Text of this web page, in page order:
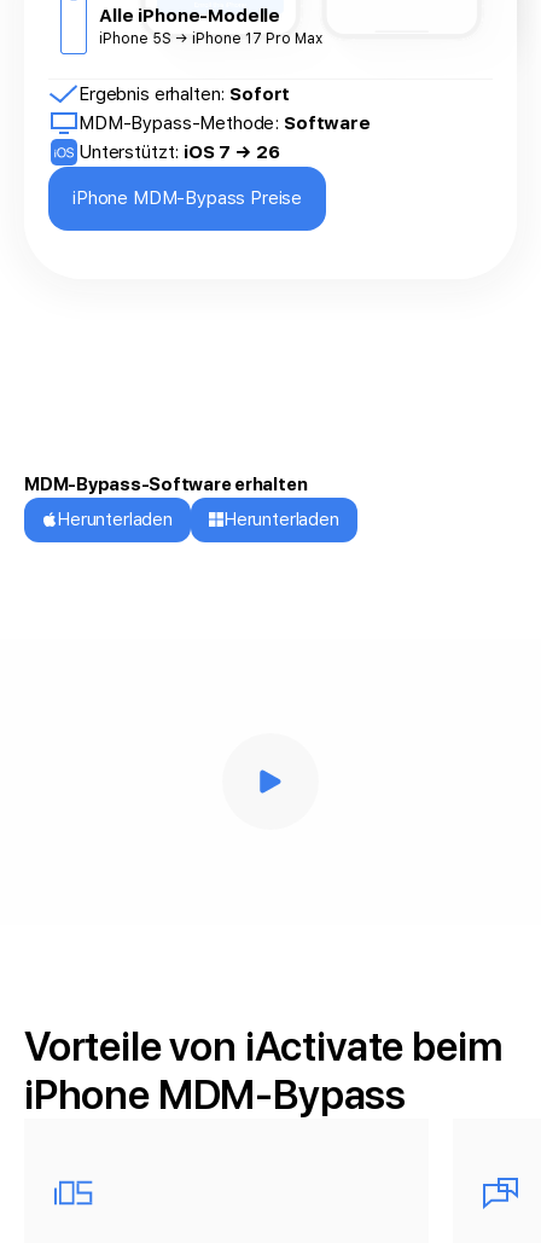
Alle iPhone-Modelle
iPhone 5S → iPhone 17 Pro Max
Ergebnis erhalten: Sofort
MDM-Bypass-Methode: Software
Unterstützt: iOS 7 → 26
iPhone MDM-Bypass Preise
MDM-Bypass-Software erhalten
Herunterladen
Herunterladen
Vorteile von iActivate beim
iPhone MDM-Bypass